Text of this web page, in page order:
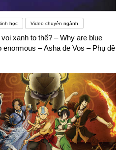
học Video chuyên ngành
xanh to thế? – Why are blue
enormous – Asha de Vos – Phụ đề